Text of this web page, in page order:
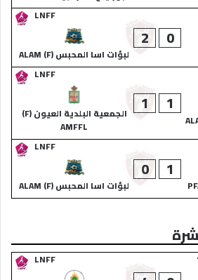
LNFF
0
2
لبؤات اسا المحبس (F) ALAM
LNFF
1
1
الجمعية البلدية العيون (F)
AMFFL
LNFF
1
0
لبؤات اسا المحبس (F) ALAM
LNFF